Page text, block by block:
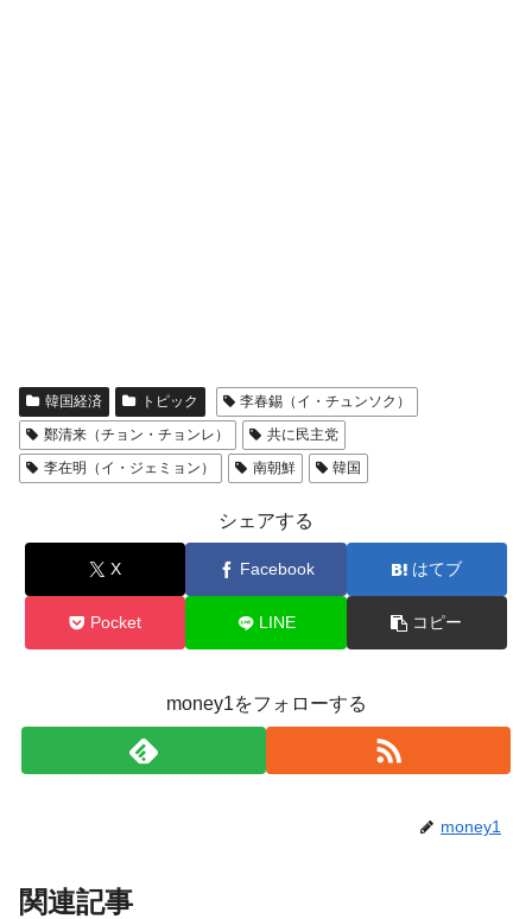
韓国経済 トピック
李春錫（イ・チュンソク）
鄭清来（チョン・チョンレ）
共に民主党
李在明（イ・ジェミョン）
南朝鮮 韓国
シェアする
X Facebook はてブ
Pocket LINE コピー
money1をフォローする
money1
関連記事